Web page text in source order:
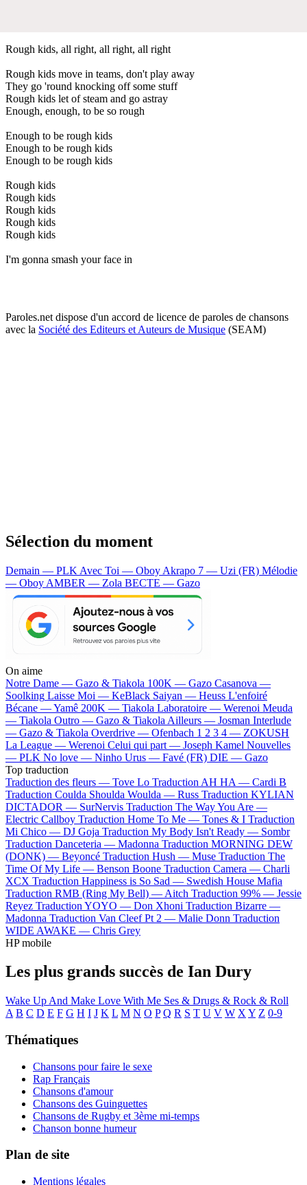
Rough kids, all right, all right, all right
Rough kids move in teams, don't play away
They go 'round knocking off some stuff
Rough kids let of steam and go astray
Enough, enough, to be so rough
Enough to be rough kids
Enough to be rough kids
Enough to be rough kids
Rough kids
Rough kids
Rough kids
Rough kids
Rough kids
I'm gonna smash your face in
Paroles.net dispose d'un accord de licence de paroles de chansons
avec la Société des Editeurs et Auteurs de Musique (SEAM)
Sélection du moment
Demain — PLK Avec Toi — Oboy Akrapo 7 — Uzi (FR) Mélodie
— Oboy AMBER — Zola BECTE — Gazo
On aime
Notre Dame — Gazo & Tiakola 100K — Gazo Casanova —
Soolking Laisse Moi — KeBlack Saiyan — Heuss L'enfoiré
Bécane —Yamê 200K — Tiakola Laboratoire — Werenoi Meuda
— Tiakola Outro — Gazo & Tiakola Ailleurs — Josman Interlude
— Gazo & Tiakola Overdrive — Ofenbach 1 2 3 4 — ZOKUSH
La League — Werenoi Celui qui part — Joseph Kamel Nouvelles
— PLK No love — Ninho Urus — Favé (FR) DIE — Gazo
Top traduction
Traduction des fleurs — Tove Lo Traduction AH HA — Cardi B
Traduction Coulda Shoulda Woulda — Russ Traduction KYLIAN
DICTADOR — SurNervis Traduction The Way You Are —
Electric Callboy Traduction Home To Me — Tones & I Traduction
Mi Chico — DJ Goja Traduction My Body Isn't Ready — Sombr
Traduction Danceteria — Madonna Traduction MORNING DEW
(DONK) — Beyoncé Traduction Hush — Muse Traduction The
Time Of My Life — Benson Boone Traduction Camera — Charli
XCX Traduction Happiness is So Sad — Swedish House Mafia
Traduction RMB (Ring My Bell) — Aitch Traduction 99% — Jessie
Reyez Traduction YOYO — Don Xhoni Traduction Bizarre —
Madonna Traduction Van Cleef Pt 2 — Malie Donn Traduction
WIDE AWAKE — Chris Grey
HP mobile
Les plus grands succès de Ian Dury
Wake Up And Make Love With Me Ses & Drugs & Rock & Roll
A B C D E F G H I J K L M N O P Q R S T U V W X Y Z 0-9
Thématiques
Chansons pour faire le sexe
Rap Français
Chansons d'amour
Chansons des Guinguettes
Chansons de Rugby et 3ème mi-temps
Chanson bonne humeur
Plan de site
Mentions légales